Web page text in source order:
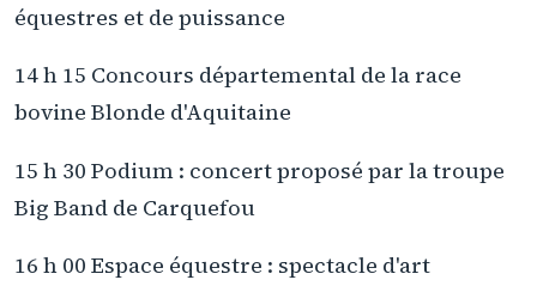
équestres et de puissance
14 h 15 Concours départemental de la race
bovine Blonde d'Aquitaine
15 h 30 Podium : concert proposé par la troupe
Big Band de Carquefou
16 h 00 Espace équestre : spectacle d'art